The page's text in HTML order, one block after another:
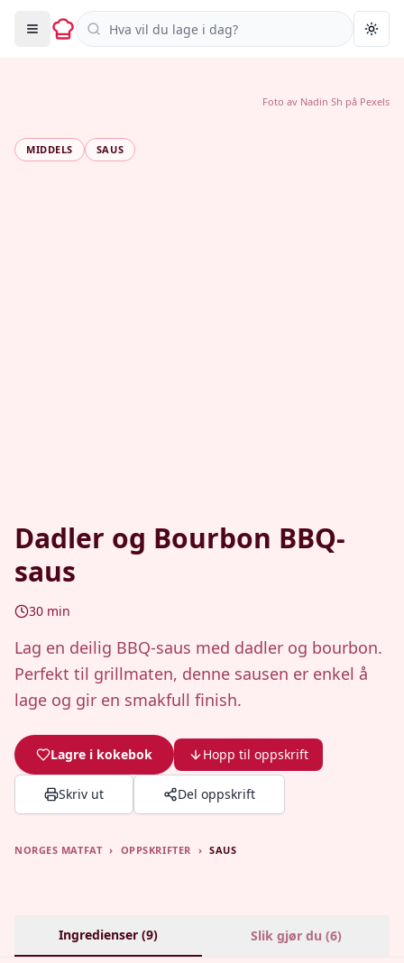
Søk i oppskrifter
MIDDELS SAUS
Dadler og Bourbon BBQ-
saus
30 min
Lag en deilig BBQ-saus med dadler og bourbon.
Perfekt til grillmaten, denne sausen er enkel å
lage og gir en smakfull finish.
Lagre i kokebok Hopp til oppskrift
Skriv ut Del oppskrift
Foto av Nadin Sh på Pexels
NORGES MATFAT › OPPSKRIFTER › SAUS
Ingredienser (9) Slik gjør du (6)